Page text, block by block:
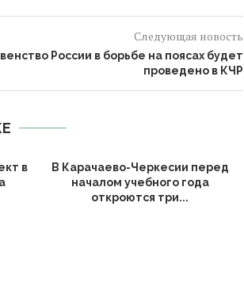
Следующая новость
России в борьбе на поясах будет
проведено в КЧР
в
В Карачаево-Черкесии перед
началом учебного года
откроются три...